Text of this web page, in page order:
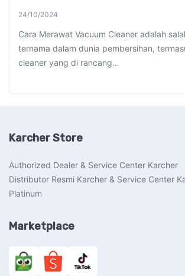
24/10/2024
Cara Merawat Vacuum Cleaner adalah
ternama dalam dunia pembersihan,
cleaner yang di rancang…
Karcher Store
Authorized Dealer & Service Center Karcher
Distributor Resmi Karcher & Service Center
Platinum
Marketplace